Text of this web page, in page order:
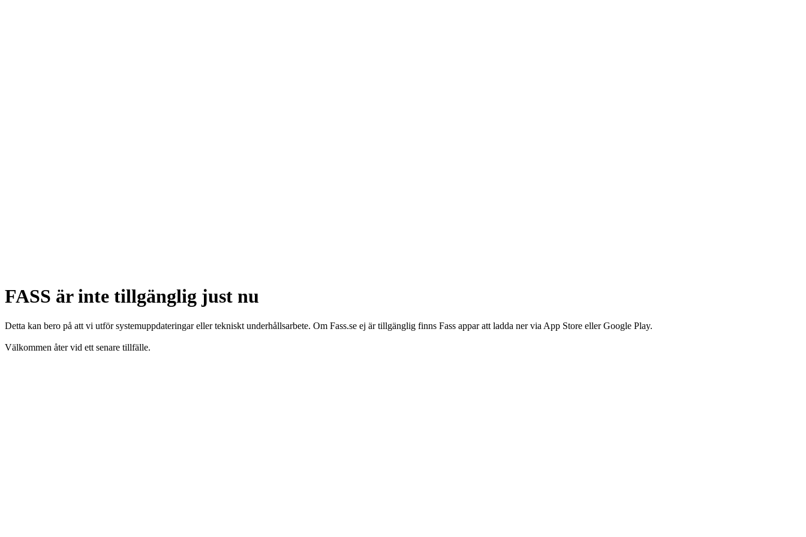
FASS är inte tillgänglig just nu
Detta kan bero på att vi utför systemuppdateringar eller tekniskt underhållsarbete. Om Fass.se ej är tillgänglig finns Fass appar att ladda ner via App Store eller Google Play.
Välkommen åter vid ett senare tillfälle.